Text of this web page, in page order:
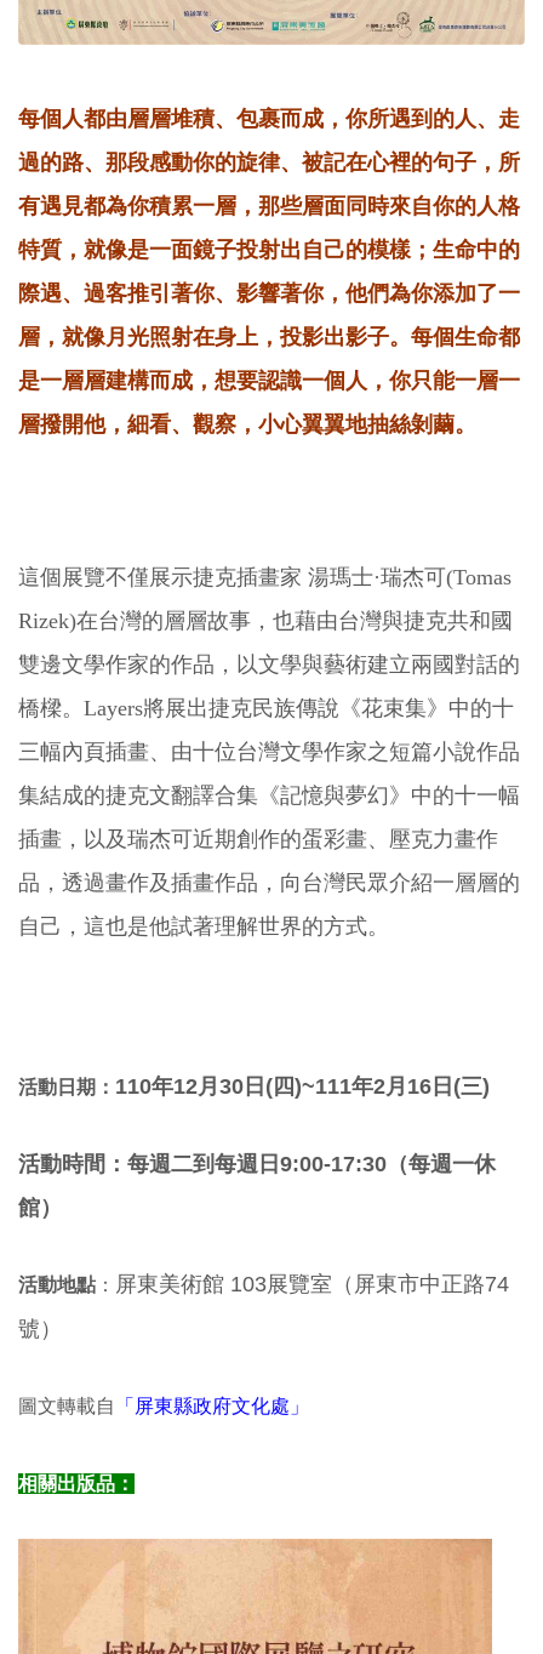
每個人都由層層堆積、包裹而成，你所遇到的人、走
過的路、那段感動你的旋律、被記在心裡的句子，所
有遇見都為你積累一層，那些層面同時來自你的人格
特質，就像是一面鏡子投射出自己的模樣；生命中的
際遇、過客推引著你、影響著你，他們為你添加了一
層，就像月光照射在身上，投影出影子。每個生命都
是一層層建構而成，想要認識一個人，你只能一層一
層撥開他，細看、觀察，小心翼翼地抽絲剝繭。
這個展覽不僅展示捷克插畫家 湯瑪士·瑞杰可(Tomas
Rizek)在台灣的層層故事，也藉由台灣與捷克共和國
雙邊文學作家的作品，以文學與藝術建立兩國對話的
橋樑。Layers將展出捷克民族傳說《花束集》中的十
三幅內頁插畫、由十位台灣文學作家之短篇小說作品
集結成的捷克文翻譯合集《記憶與夢幻》中的十一幅
插畫，以及瑞杰可近期創作的蛋彩畫、壓克力畫作
品，透過畫作及插畫作品，向台灣民眾介紹一層層的
自己，這也是他試著理解世界的方式。
活動日期： 110年12月30日(四)~111年2月16日(三)
活動時間： 每週二到每週日9:00-17:30（每週一休
館）
活動地點 ： 屏東美術館 103展覽室（屏東市中正路74
號）
圖文轉載自 「屏東縣政府文化處」
相關出版品：